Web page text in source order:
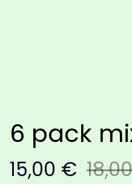
6 pack
15,00 €